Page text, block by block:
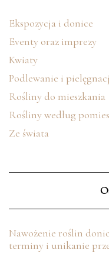
Ekspozycja i donice
Eventy oraz imprezy
Kwiaty
Podlewanie i
Rośliny do mieszkania
Rośliny według
Ze świata
Nawożenie roślin
terminy i unikanie